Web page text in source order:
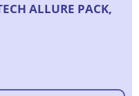
ALLURE PACK,